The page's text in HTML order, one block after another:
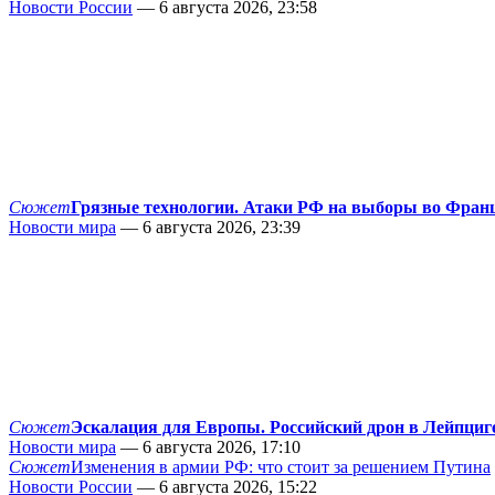
Новости России — 6 августа 2026, 23:58
СюжетГрязные технологии. Атаки РФ на выборы во
Новости мира — 6 августа 2026, 23:39
СюжетЭскалация для Европы. Российский дрон в
Новости мира — 6 августа 2026, 17:10
СюжетИзменения в армии РФ: что стоит за решением Путина
Новости России — 6 августа 2026, 15:22